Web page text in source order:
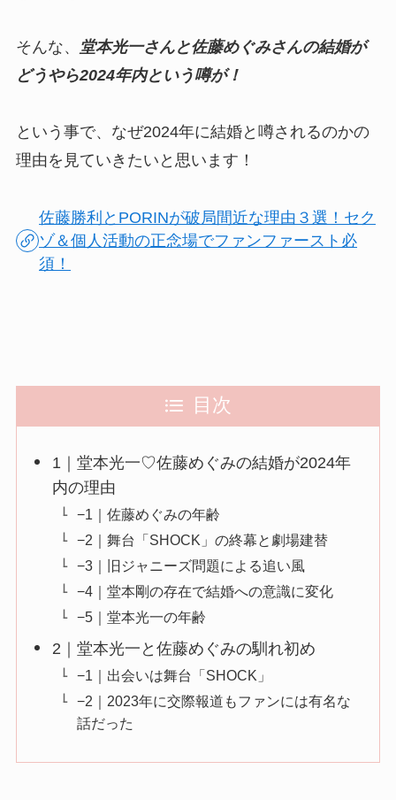
そんな、
堂本光一さんと佐藤めぐみさんの結婚が
どうやら2024年内という噂が！
という事で、なぜ2024年に結婚と噂されるのかの
理由を見ていきたいと思います！
佐藤勝利とPORINが破局間近な理由３選！セク
ゾ＆個人活動の正念場でファンファースト必
須！
目次
1｜堂本光一♡佐藤めぐみの結婚が2024年
内の理由
−1｜佐藤めぐみの年齢
−2｜舞台「SHOCK」の終幕と劇場建替
−3｜旧ジャニーズ問題による追い風
−4｜堂本剛の存在で結婚への意識に変化
−5｜堂本光一の年齢
2｜堂本光一と佐藤めぐみの馴れ初め
−1｜出会いは舞台「SHOCK」
−2｜2023年に交際報道もファンには有名な
話だった